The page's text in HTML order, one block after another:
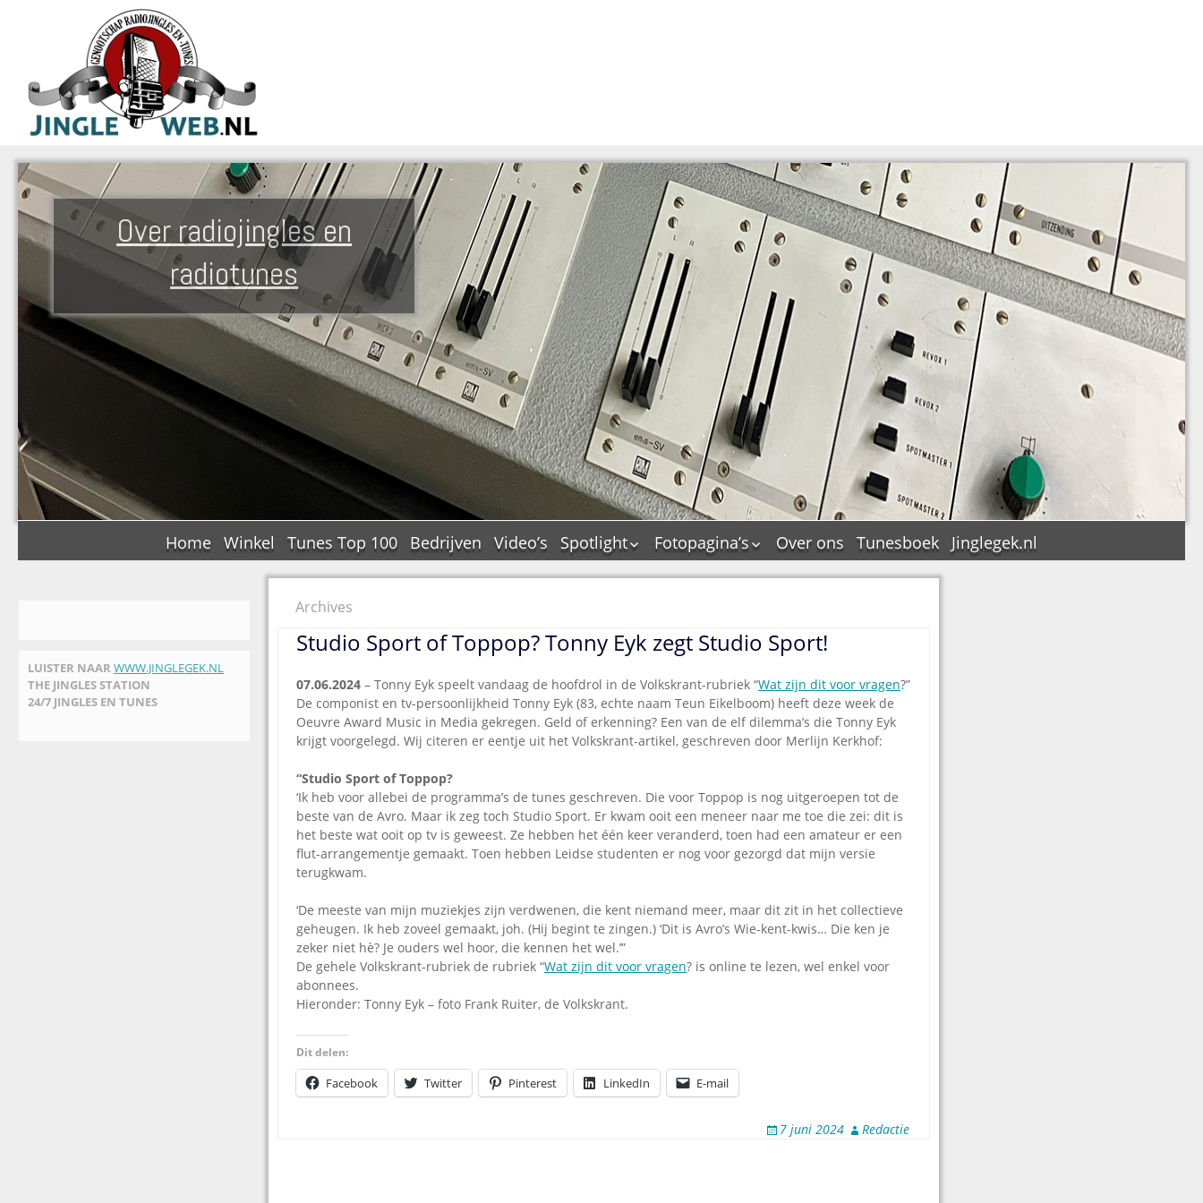
Over radiojingles en
radiotunes
Home Winkel Tunes Top 100 Bedrijven Video’s
Spotlight
De Tourflitsjingle –
Dallas jingle city
De Tourtune
Ferry Maat 65
Ferry Maat interview
Jingle NIEUW
Omroepbanden
Stoomfluit Klaas
Vaak
Fotopagina’s
JAM in pictures
Pepper & Tanner in
Top Format in
pictures
Dik Voormekaar in
foto’s
Over ons Tunesboek Jinglegek.nl
LUISTER NAAR WWW.JINGLEGEK.NL
THE JINGLES STATION
24/7 JINGLES EN TUNES
Archives
Studio Sport of Toppop? Tonny Eyk zegt Studio Sport!
07.06.2024 – Tonny Eyk speelt vandaag de hoofdrol in de Volkskrant-rubriek “Wat zijn dit voor vragen?”
De componist en tv-persoonlijkheid Tonny Eyk (83, echte naam Teun Eikelboom) heeft deze week de
Oeuvre Award Music in Media gekregen. Geld of erkenning? Een van de elf dilemma’s die Tonny Eyk
krijgt voorgelegd. Wij citeren er eentje uit het Volkskrant-artikel, geschreven door Merlijn Kerkhof:
“Studio Sport of Toppop?
‘Ik heb voor allebei de programma’s de tunes geschreven. Die voor Toppop is nog uitgeroepen tot de
beste van de Avro. Maar ik zeg toch Studio Sport. Er kwam ooit een meneer naar me toe die zei: dit is
het beste wat ooit op tv is geweest. Ze hebben het één keer veranderd, toen had een amateur er een
flut-arrangementje gemaakt. Toen hebben Leidse studenten er nog voor gezorgd dat mijn versie
terugkwam.
‘De meeste van mijn muziekjes zijn verdwenen, die kent niemand meer, maar dit zit in het collectieve
geheugen. Ik heb zoveel gemaakt, joh. (Hij begint te zingen.) ‘Dit is Avro’s Wie-kent-kwis… Die ken je
zeker niet hè? Je ouders wel hoor, die kennen het wel.’”
De gehele Volkskrant-rubriek de rubriek “Wat zijn dit voor vragen? is online te lezen, wel enkel voor
abonnees.
Hieronder: Tonny Eyk – foto Frank Ruiter, de Volkskrant.
Dit delen:
Facebook Twitter Pinterest LinkedIn E-mail
7 juni 2024 Redactie